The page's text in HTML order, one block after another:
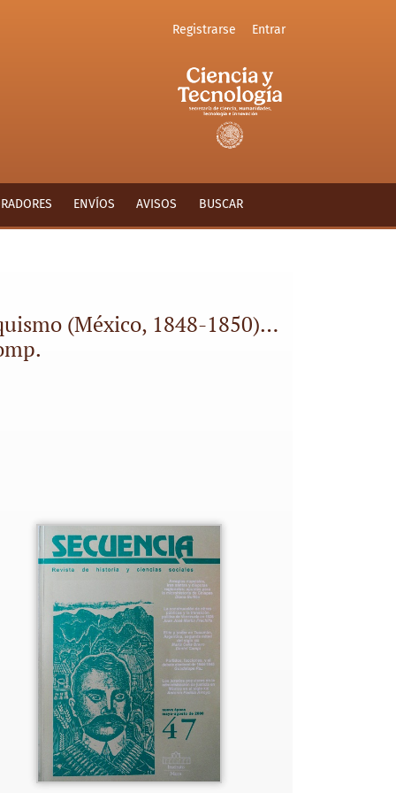
del liberalismo, Palti, Elías José, comp.
Registrarse Entrar
ENVÍOS AVISOS BUSCAR
(México, 1848-1850)…